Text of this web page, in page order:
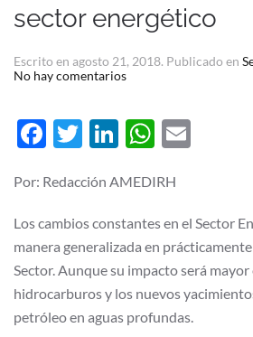
sector energético
Escrito en agosto 21, 2018. Publicado en
No hay comentariosen
los
recursos
humanos
por
el
energético
Facebook
Twitter
LinkedIn
Por: Redacción AMEDIRH
Los cambios constantes en el Sector
manera generalizada en
Sector. Aunque su impacto será mayor
hidrocarburos y los nuevos
petróleo en aguas profundas.